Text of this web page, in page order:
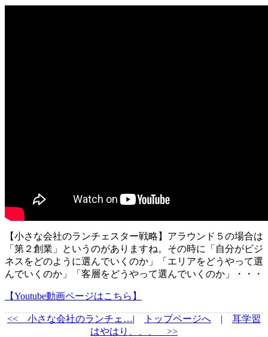
【小さな会社のランチェスター戦略】アラウンド５の場合は
「第２創業」というのがありますね。その時に「自分がビジ
ネスをどのように選んでいくのか」「エリアをどうやって選
んでいくのか」「客層をどうやって選んでいくのか」・・・
【Youtube動画ページはこちら】
<< 小さな会社のランチェ…| トップページへ | 耳学習
はやはり、、、 >>